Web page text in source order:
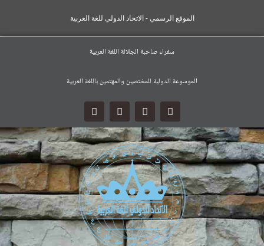
الموقع الرسمي - الاتحاد الدولي للغة العربية
سفراء صاحبة الجلالة اللغة العربية
الموسوعة الدولية للمختصين والمهتمين باللغة العربية